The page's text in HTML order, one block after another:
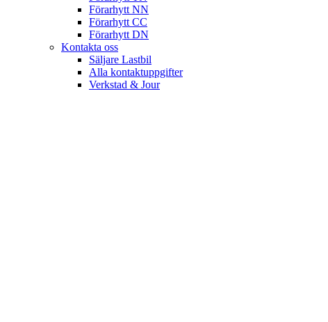
Förarhytt NN
Förarhytt CC
Förarhytt DN
Kontakta oss
Säljare Lastbil
Alla kontaktuppgifter
Verkstad & Jour